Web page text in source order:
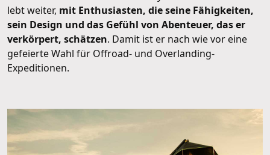
lebt weiter, mit Enthusiasten, die seine Fähigkeiten,
sein Design und das Gefühl von Abenteuer, das er
verkörpert, schätzen. Damit ist er nach wie vor eine
gefeierte Wahl für Offroad- und Overlanding-
Expeditionen.